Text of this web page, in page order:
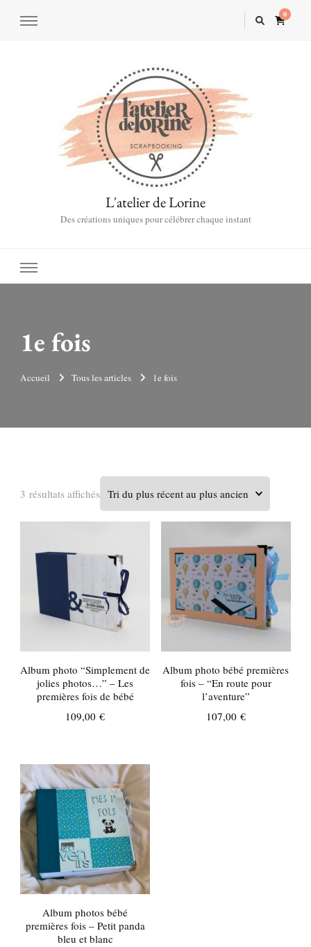
0
L'atelier de Lorine
Des créations uniques pour célébrer chaque instant
1e fois
Accueil Tous les articles 1e fois
3 résultats affichés Trié
du
plus
ancien
Album photo “Simplement de
jolies photos…” – Les
premières fois de bébé
109,00€
Album photo bébé premières
fois – “En route pour
l’aventure”
107,00 €
Album photos bébé
premières fois – Petit panda
bleu et blanc